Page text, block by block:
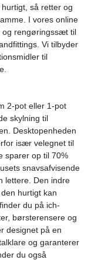
så retter og
I vores online
og rengøringssæt til
Vi tilbyder
til
2-pot eller 1-pot
skylning til
Desktopenheden
især velegnet til
sparer op til 70%
snavsafvisende
lettere. Den indre
hurtigt kan
du på ich-
børsterensere og
designet på en
og garanterer
du også